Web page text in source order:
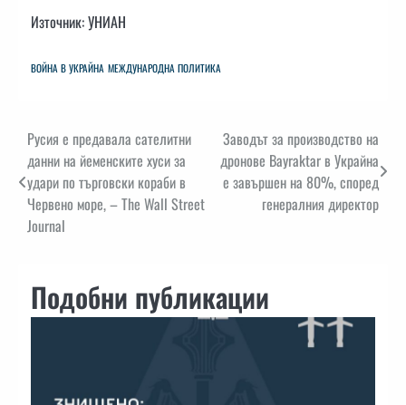
Източник: УНИАН
ВОЙНА В УКРАЙНА МЕЖДУНАРОДНА ПОЛИТИКА
Навигация
Русия е предавала сателитни
данни на йеменските хуси за
удари по търговски кораби в
Червено море, – The Wall Street
Journal
Заводът за производство на
дронове Bayraktar в Украйна
е завършен на 80%, според
генералния директор
Подобни публикации